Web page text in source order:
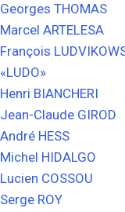
Georges THOMAS
Marcel ARTELESA
François
«LUDO»
Henri BIANCHERI
Jean-Claude GIROD
André HESS
Michel HIDALGO
Lucien COSSOU
Serge ROY